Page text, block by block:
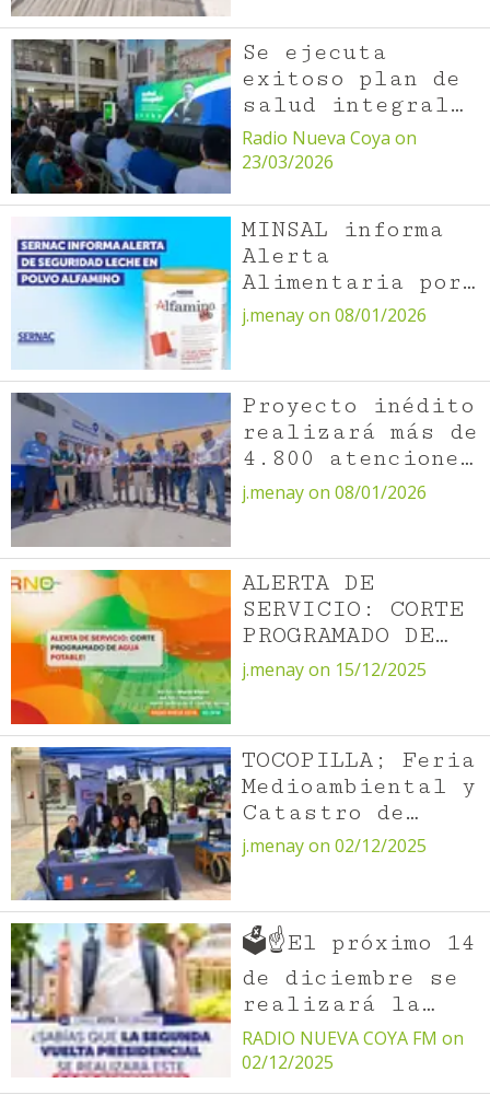
Se ejecuta
exitoso plan de
salud integral
en María Elena
para fortalecer
primaria
Radio Nueva Coya on
23/03/2026
MINSAL informa
Alerta
Alimentaria por
producto
ALFAMINO.
para necesidades
especiales
j.menay on 08/01/2026
Proyecto inédito
realizará más de
4.800 atenciones
médicas
especializadas
María Elena
j.menay on 08/01/2026
ALERTA DE
SERVICIO: CORTE
PROGRAMADO DE
AGUA POTABLE
j.menay on 15/12/2025
TOCOPILLA; Feria
Medioambiental y
Catastro de
Cuidados
potencian Barrio
j.menay on 02/12/2025
🗳️☝️El próximo 14
de diciembre se
realizará la
segunda vuelta
presidencial.
RADIO NUEVA COYA FM on
02/12/2025